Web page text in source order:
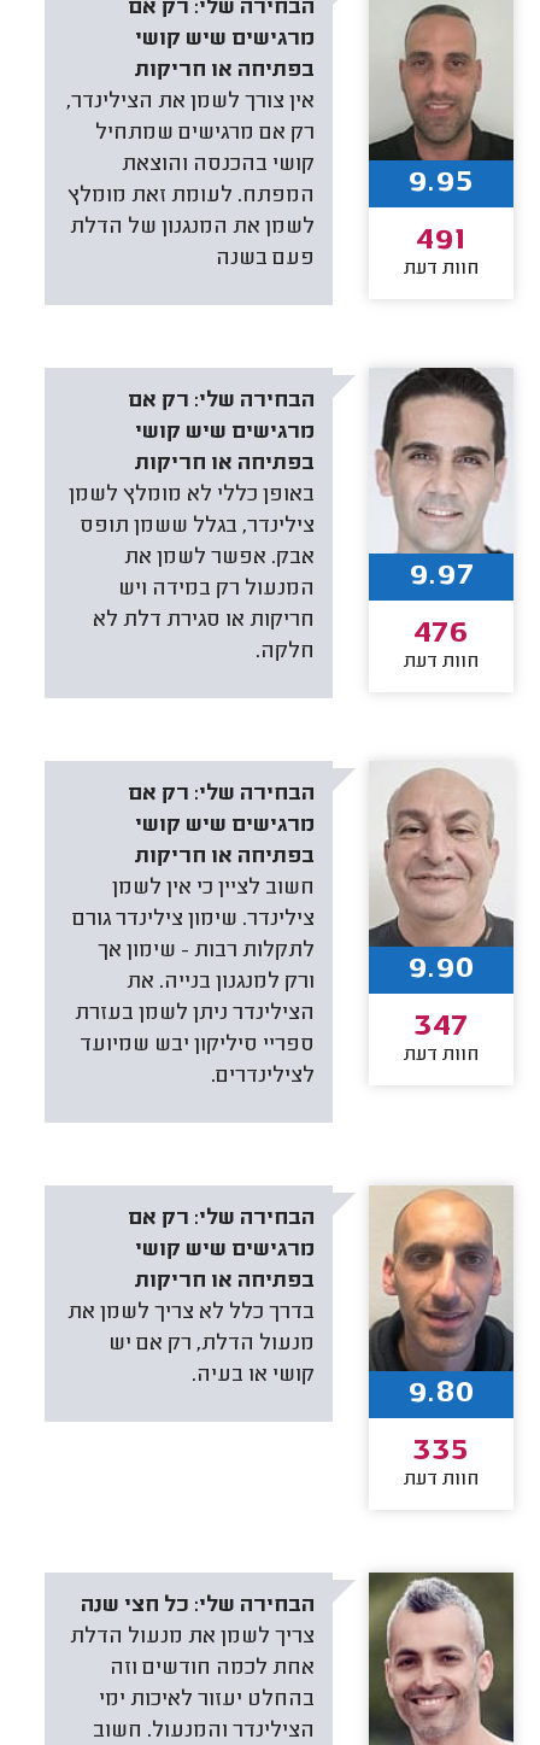
הבחירה שלי: רק אם
מרגישים שיש קושי
בפתיחה או חריקות
אין צורך לשמן את הצילינדר,
רק אם מרגישים שמתחיל
קושי בהכנסה והוצאת
המפתח. לעומת זאת מומלץ
לשמן את המנגנון של הדלת
פעם בשנה
9.95
491
חוות דעת
הבחירה שלי: רק אם
מרגישים שיש קושי
בפתיחה או חריקות
באופן כללי לא מומלץ לשמן
צילינדר, בגלל ששמן תופס
אבק. אפשר לשמן את
המנעול רק במידה ויש
חריקות או סגירת דלת לא
חלקה.
9.97
476
חוות דעת
הבחירה שלי: רק אם
מרגישים שיש קושי
בפתיחה או חריקות
חשוב לציין כי אין לשמן
צילינדר. שימון צילינדר גורם
לתקלות רבות - שימון אך
ורק למנגנון בנייה. את
הצילינדר ניתן לשמן בעזרת
ספריי סיליקון יבש שמיועד
לצילינדרים.
9.90
347
חוות דעת
הבחירה שלי: רק אם
מרגישים שיש קושי
בפתיחה או חריקות
בדרך כלל לא צריך לשמן את
מנעול הדלת, רק אם יש
קושי או בעיה.
9.80
335
חוות דעת
הבחירה שלי: כל חצי שנה
צריך לשמן את מנעול הדלת
אחת לכמה חודשים וזה
בהחלט יעזור לאיכות ימי
הצילינדר והמנעול. חשוב